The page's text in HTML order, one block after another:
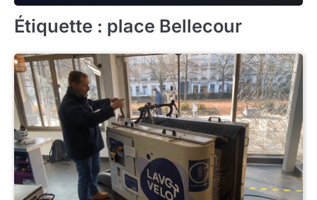
Étiquette : place Bellecour